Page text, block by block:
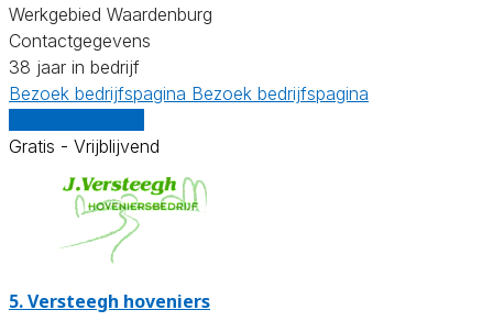
Werkgebied Waardenburg
Contactgegevens
38 jaar in bedrijf
Bezoek bedrijfspagina Bezoek bedrijfspagina
Gratis - Vrijblijvend
5.Versteegh hoveniers